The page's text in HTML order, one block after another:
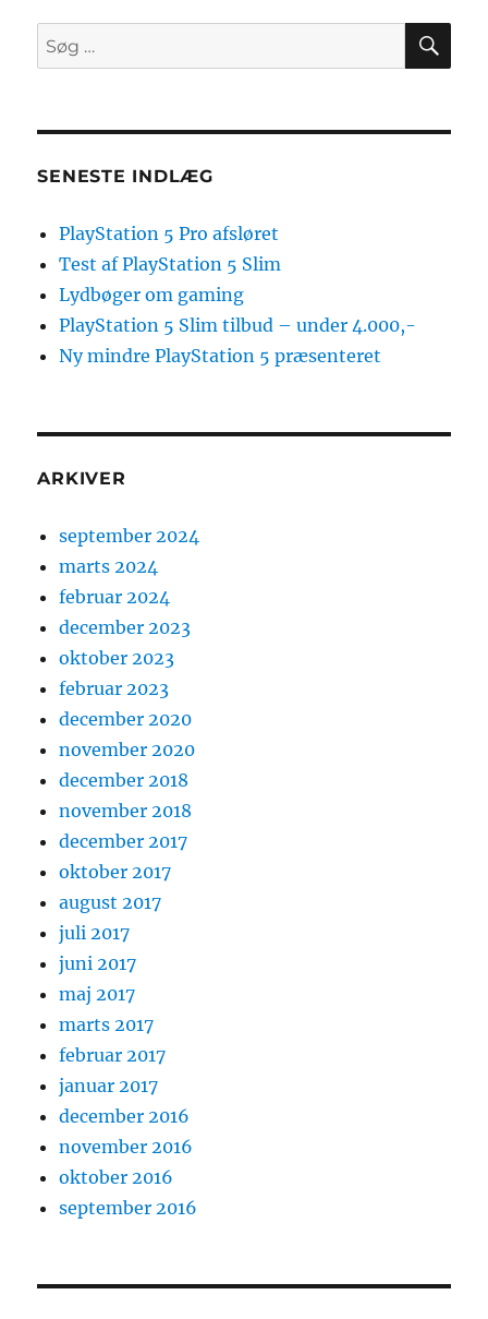
4K
på
Søg
efter:
SENESTE INDLÆG
PlayStation 5 Pro afsløret
Test af PlayStation 5 Slim
Lydbøger om gaming
PlayStation 5 Slim tilbud – under 4.000,-
Ny mindre PlayStation 5 præsenteret
ARKIVER
september 2024
marts 2024
februar 2024
december 2023
oktober 2023
februar 2023
december 2020
november 2020
december 2018
november 2018
december 2017
oktober 2017
august 2017
juli 2017
juni 2017
maj 2017
marts 2017
februar 2017
januar 2017
december 2016
november 2016
oktober 2016
september 2016